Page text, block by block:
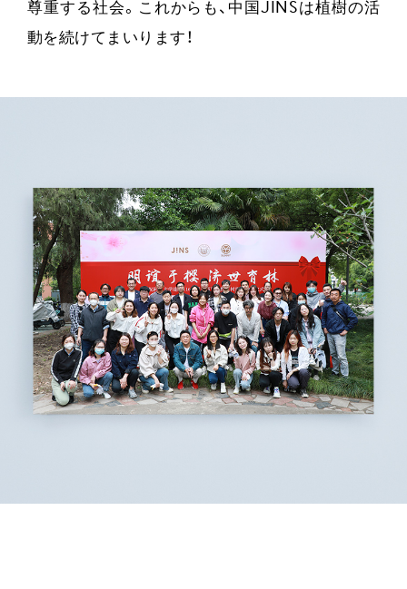
尊重する社会。これからも、中国JINSは植樹の活
動を続けてまいります！